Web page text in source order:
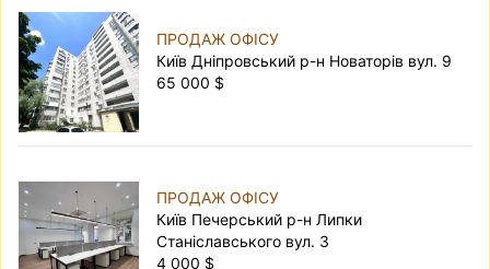
ПРОДАЖ ОФІСУ
Київ Дніпровський р-н Новаторів вул. 9
65 000 $
ПРОДАЖ ОФІСУ
Київ Печерський р-н Липки
Станіславського вул. 3
4 000 $